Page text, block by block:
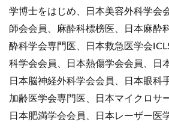
学博士をはじめ、日本美容外科学会
師会会員、麻酔科標榜医、日本麻酔
酔科学会専門医、日本救急医学会
科学会会員、日本熱傷学会会員、日
日本脳神経外科学会会員、日本眼科
加齢医学会専門医、日本マイクロサ
日本肥満学会会員、日本レーザー医